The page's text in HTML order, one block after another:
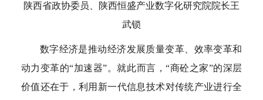
陕西省政协委员、陕西恒盛产业数字化研究院院长王
武锁
数字经济是推动经济发展质量变革、效率变革和
动力变革的“加速器”。就此而言，“商砼之家”的深层
价值还在于，利用新一代信息技术对传统产业进行全